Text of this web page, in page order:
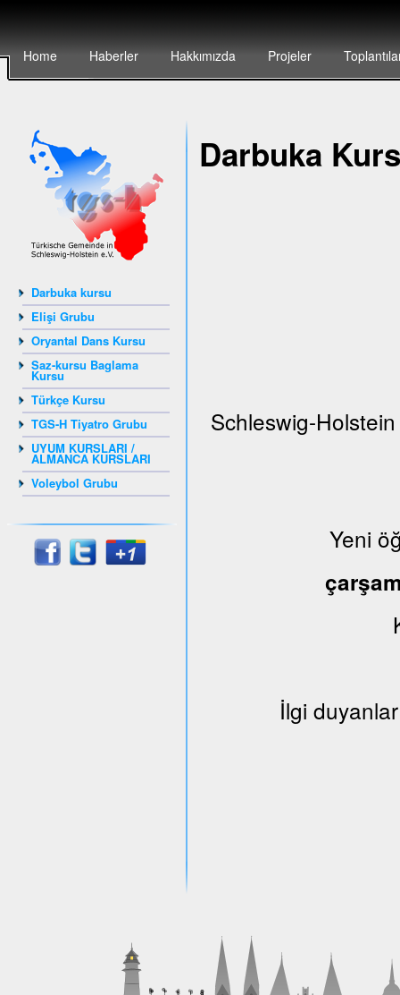
Home Haberler Hakkımızda Projeler
Darbuka kursu
Elişi Grubu
Oryantal Dans Kursu
Saz-kursu Baglama
Kursu
Türkçe Kursu
TGS-H Tiyatro Grubu
UYUM KURSLARI /
ALMANCA KURSLARI
Voleybol Grubu
Darbuka
Schleswig-
Yeni
İlgi